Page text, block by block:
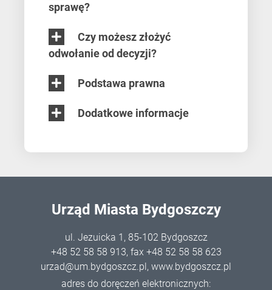
sprawę?
odwołanie od decyzji?
Podstawa prawna
Dodatkowe informacje
Urząd Miasta Bydgoszczy
ul. Jezuicka 1, 85-102 Bydgoszcz
+48 52 58 58 913, fax +48 52 58 58 623
urzad@um.bydgoszcz.pl, www.bydgoszcz.pl
adres do doręczeń elektronicznych: